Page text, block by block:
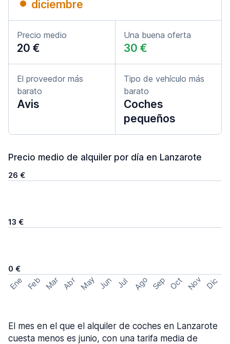
diciembre
Precio medio
20 €
Una buena oferta
30 €
El proveedor más
barato
Avis
Tipo de vehículo más
barato
Coches
pequeños
Precio medio de alquiler por día en Lanzarote
26 €
13 €
0 €
Ene Feb Mar Abr May Jun Jul Ago Sep Oct Nov Dic
El mes en el que el alquiler de coches en Lanzarote
cuesta menos es junio, con una tarifa media de